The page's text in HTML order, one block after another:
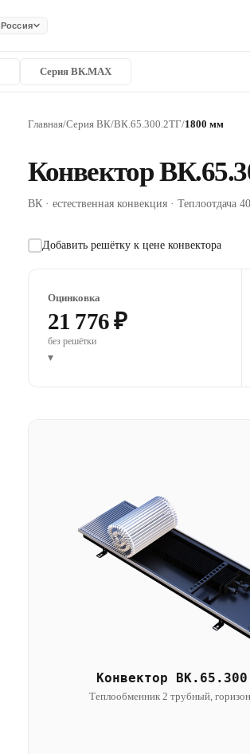
Россия
Серия ВК.MAX
Главная/Серия ВК/ВК.65.300.2ТГ/1800 мм
Конвектор
ВК · естественная конвекция · Теплоотдача
Добавить решётку к цене конвектора
Оцинковка
21 776 ₽
без решётки
▾
Конвектор
Теплообменник 2 трубный,